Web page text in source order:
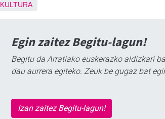
KULTURA
Egin zaitez Begitu-lagun!
Begitu da Arratiako euskerazko aldizkari
dau aurrera egiteko. Zeuk be gugaz bat
Izan zaitez Begitu-lagun!